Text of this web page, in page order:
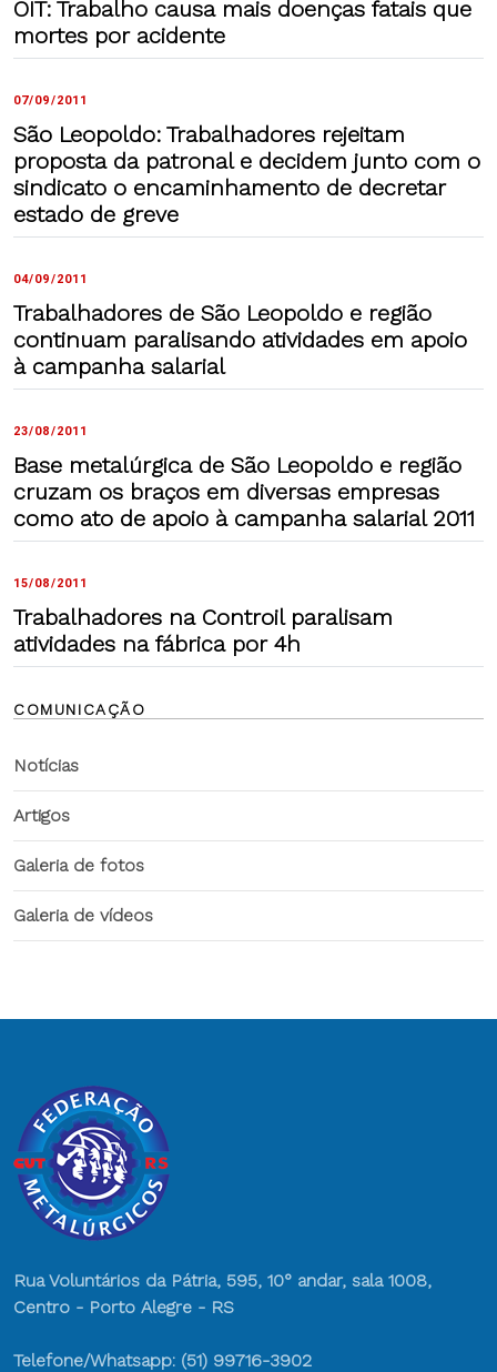
OIT: Trabalho causa mais doenças fatais que
mortes por acidente
07/09/2011
São Leopoldo: Trabalhadores rejeitam
proposta da patronal e decidem junto com o
sindicato o encaminhamento de decretar
estado de greve
04/09/2011
Trabalhadores de São Leopoldo e região
continuam paralisando atividades em apoio
à campanha salarial
23/08/2011
Base metalúrgica de São Leopoldo e região
cruzam os braços em diversas empresas
como ato de apoio à campanha salarial 2011
15/08/2011
Trabalhadores na Controil paralisam
atividades na fábrica por 4h
COMUNICAÇÃO
Notícias
Artigos
Galeria de fotos
Galeria de vídeos
Rua Voluntários da Pátria, 595, 10° andar, sala 1008,
Centro - Porto Alegre - RS
Telefone/Whatsapp: (51) 99716-3902